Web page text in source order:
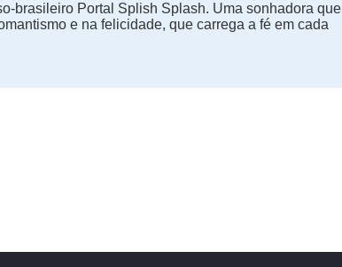
brasileiro Portal Splish Splash. Uma sonhadora que
e na felicidade, que carrega a fé em cada